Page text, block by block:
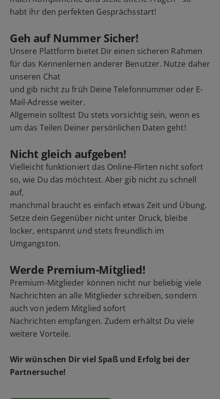
habt ihr den perfekten Gesprächsstart!
Geh auf Nummer Sicher!
Unsere Plattform bietet Dir einen sicheren Rahmen
für das Kennenlernen anderer Benutzer. Nutze daher
unseren Chat
und gib nicht zu früh Deine Telefonnummer oder E-
Mail-Adresse weiter.
Allgemein solltest Du stets vorsichtig sein, wenn es
um das Teilen Deiner persönlichen Daten geht!
Nicht gleich aufgeben!
Vielleicht funktioniert das Online-Flirten nicht sofort
so, wie Du das möchtest. Aber gib nicht zu schnell
auf,
manchmal braucht es einfach etwas Zeit und Übung.
Setze dein Gegenüber nicht unter Druck, bleibe
locker, entspannt und stets freundlich im
Umgangston.
Werde Premium-Mitglied!
Premium-Mitglieder können nicht nur beliebig viele
Nachrichten an alle Mitglieder schreiben, sondern
auch von jedem Mitglied sofort
Nachrichten empfangen. Zudem erhältst Du viele
weitere Vorteile.
Wir wünschen Dir viel Spaß und Erfolg bei der
Partnersuche!